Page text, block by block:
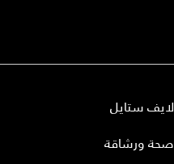
لايف ستايل
صحة ورشاقة